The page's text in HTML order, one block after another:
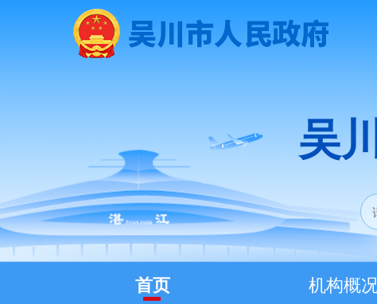
吴
首页 机构概